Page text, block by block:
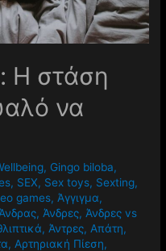
Η στάση
να
, Gingo biloba,
, SEX, Sex toys, Sexting,
games, Άγγιγμα,
Άνδρας, Άνδρες, Άνδρες vs
, Άντρες, Απάτη,
, Αρτηριακή Πίεση,